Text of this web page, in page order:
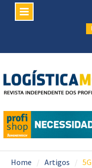
content
Home Artigos